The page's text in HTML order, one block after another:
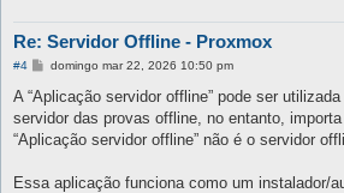
Re: Servidor Offline - Proxmox
#4
M
n
s
a
g
domingo mar 22, 2026 10:50 pm
A “Aplicação servidor offline” pode ser
servidor das provas offline, no entanto,
“Aplicação servidor offline” não é o servidor
Essa aplicação funciona como um instalador/